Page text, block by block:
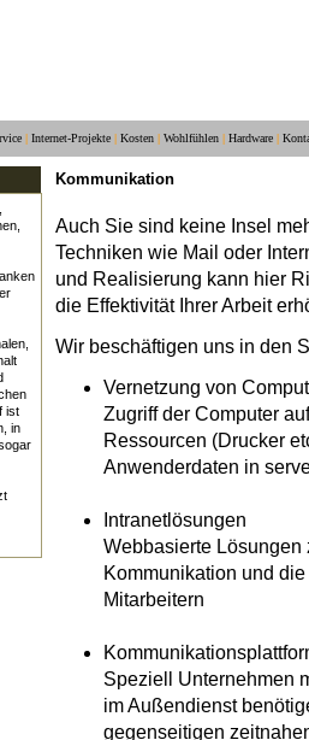
| Internet-Projekte | Kosten | Wohlfühlen | Hardware |
ist
in
Kommunikation
Auch Sie sind keine Insel
Techniken wie Mail oder
und Realisierung kann hier
die Effektivität Ihrer Arbeit
Wir beschäftigen uns in den
Vernetzung von
Zugriff der Computer
Ressourcen (Drucker
Anwenderdaten in
Intranetlösungen
Webbasierte Lösungen
Kommunikation und
Mitarbeitern
Speziell Unternehmen
im Außendienst
gegenseitigen